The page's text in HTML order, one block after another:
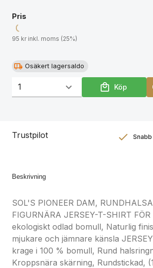
Pris
95 kr inkl. moms (25%)
Osäkert lagersaldo
Köp
Trustpilot
Beskrivning
SOL'S PIONEER DAM,
FIGURNÄRA JERSEY-T-SHIRT
ekologiskt odlad bomull, Naturlig
mjukare och jämnare känsla
krage i 100 % bomull, Rund
Kroppsnära skärning, Rundstickad,